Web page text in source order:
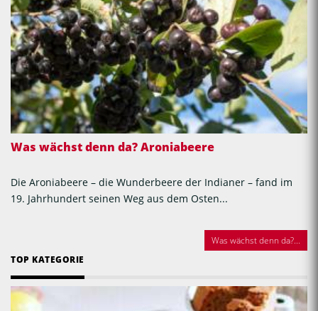
Was wächst denn da? Aroniabeere
Die Aroniabeere – die Wunderbeere der Indianer – fand im
19. Jahrhundert seinen Weg aus dem Osten...
Was wächst denn da?...
TOP KATEGORIE